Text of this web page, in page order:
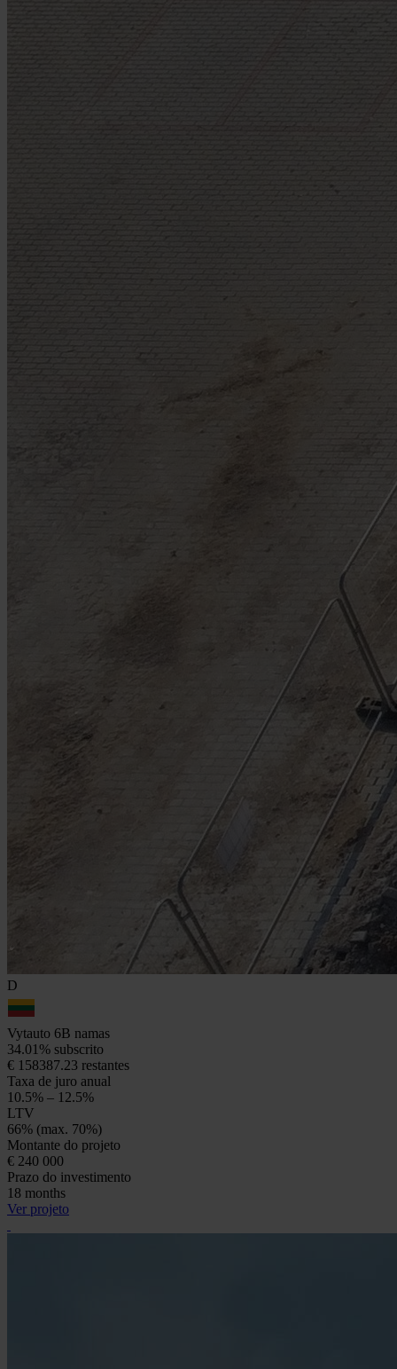
D
Vytauto 6B namas
34.01% subscrito
€ 158387.23 restantes
Taxa de juro anual
10.5% – 12.5%
LTV
66% (max. 70%)
Montante do projeto
€ 240 000
Prazo do investimento
18 months
Ver projeto